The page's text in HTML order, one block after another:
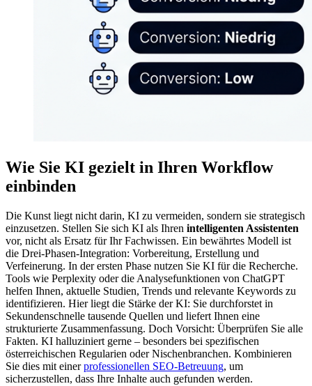
Wie Sie KI gezielt in Ihren Workflow
einbinden
Die Kunst liegt nicht darin, KI zu vermeiden, sondern sie strategisch
einzusetzen. Stellen Sie sich KI als Ihren intelligenten Assistenten
vor, nicht als Ersatz für Ihr Fachwissen. Ein bewährtes Modell ist
die Drei-Phasen-Integration: Vorbereitung, Erstellung und
Verfeinerung. In der ersten Phase nutzen Sie KI für die Recherche.
Tools wie Perplexity oder die Analysefunktionen von ChatGPT
helfen Ihnen, aktuelle Studien, Trends und relevante Keywords zu
identifizieren. Hier liegt die Stärke der KI: Sie durchforstet in
Sekundenschnelle tausende Quellen und liefert Ihnen eine
strukturierte Zusammenfassung. Doch Vorsicht: Überprüfen Sie alle
Fakten. KI halluziniert gerne – besonders bei spezifischen
österreichischen Regularien oder Nischenbranchen. Kombinieren
Sie dies mit einerprofessionellen SEO-Betreuung, um
sicherzustellen, dass Ihre Inhalte auch gefunden werden.